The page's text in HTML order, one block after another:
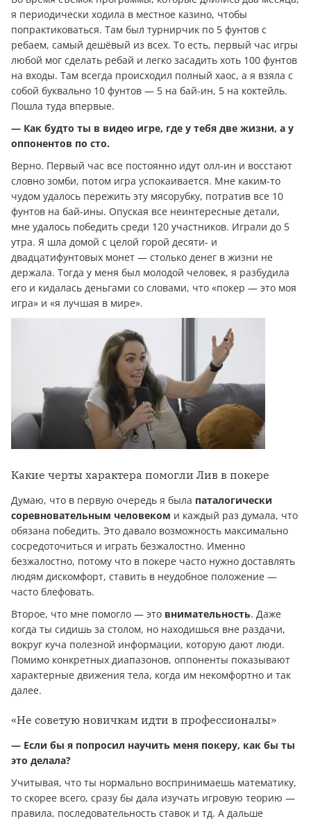
я периодически ходила в местное казино, чтобы
попрактиковаться. Там был турнирчик по 5 фунтов с
ребаем, самый дешёвый из всех. То есть, первый час игры
любой мог сделать ребай и легко засадить хоть 100 фунтов
на входы. Там всегда происходил полный хаос, а я взяла с
собой буквально 10 фунтов — 5 на бай-ин, 5 на коктейль.
Пошла туда впервые.
— Как будто ты в видео игре, где у тебя две жизни, а у
оппонентов по сто.
Верно. Первый час все постоянно идут олл-ин и восстают
словно зомби, потом игра успокаивается. Мне каким-то
чудом удалось пережить эту мясорубку, потратив все 10
фунтов на бай-ины. Опуская все неинтересные детали,
мне удалось победить среди 120 участников. Играли до 5
утра. Я шла домой с целой горой десяти- и
двадцатифунтовых монет — столько денег в жизни не
держала. Тогда у меня был молодой человек, я разбудила
его и кидалась деньгами со словами, что «покер — это моя
игра» и «я лучшая в мире».
Какие черты характера помогли Лив в покере
Думаю, что в первую очередь я была паталогически
соревновательным человеком и каждый раз думала, что
обязана победить. Это давало возможность максимально
сосредоточиться и играть безжалостно. Именно
безжалостно, потому что в покере часто нужно доставлять
людям дискомфорт, ставить в неудобное положение —
часто блефовать.
Второе, что мне помогло — это внимательность. Даже
когда ты сидишь за столом, но находишься вне раздачи,
вокруг куча полезной информации, которую дают люди.
Помимо конкретных диапазонов, оппоненты показывают
характерные движения тела, когда им некомфортно и так
далее.
«Не советую новичкам идти в профессионалы»
— Если бы я попросил научить меня покеру, как бы ты
это делала?
Учитывая, что ты нормально воспринимаешь математику,
то скорее всего, сразу бы дала изучать игровую теорию —
правила, последовательность ставок и тд. А дальше